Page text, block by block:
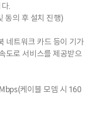
.
동의 후 설치 진행)
네트워크 카드 등이 기가
도로 서비스를 제공받으
케이블 모뎀 시 160